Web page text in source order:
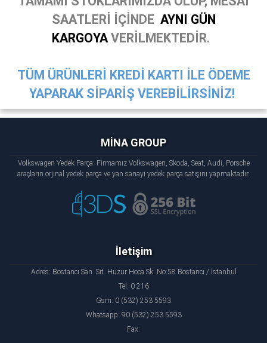
SAATLERİ İÇİNDE AYNI GÜN
KARGOYA VERİLMEKTEDİR.
TÜM ÜRÜNLERİ KREDİ KARTI İLE ÖDEME
YAPARAK SİPARİŞ VEREBİLİRSİNİZ!
MİNA GROUP
Volkswagen Yedek Parça: Firmamız Volkswagen, Skoda, Seat, Audi, Porsche
araçların orjinal yedek parça ve yan sanayi yedek parça satışını yapmaktadır.
İletişim
Adres: Bostancı San. Sit. Huzur Hoca Sk. No:58 Bostancı / İstanbul
Tel: 0 216
Gsm: 0 (532) 253 5593
Whatsapp: 90 (532) 253 5593
Fax: